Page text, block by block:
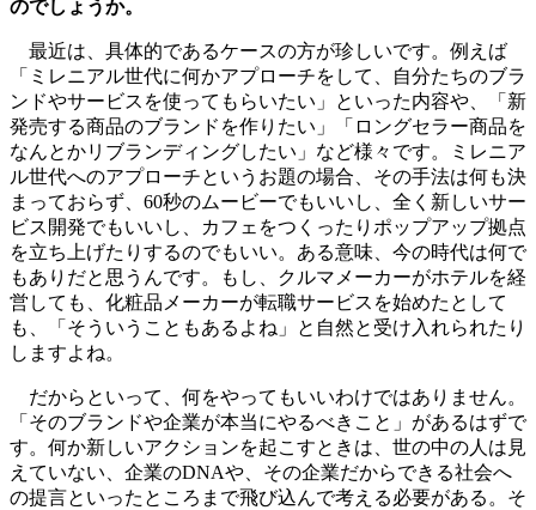
のでしょうか。
最近は、具体的であるケースの方が珍しいです。例えば
「ミレニアル世代に何かアプローチをして、自分たちのブラ
ンドやサービスを使ってもらいたい」といった内容や、「新
発売する商品のブランドを作りたい」「ロングセラー商品を
なんとかリブランディングしたい」など様々です。ミレニア
ル世代へのアプローチというお題の場合、その手法は何も決
まっておらず、60秒のムービーでもいいし、全く新しいサー
ビス開発でもいいし、カフェをつくったりポップアップ拠点
を立ち上げたりするのでもいい。ある意味、今の時代は何で
もありだと思うんです。もし、クルマメーカーがホテルを経
営しても、化粧品メーカーが転職サービスを始めたとして
も、「そういうこともあるよね」と自然と受け入れられたり
しますよね。
だからといって、何をやってもいいわけではありません。
「そのブランドや企業が本当にやるべきこと」があるはずで
す。何か新しいアクションを起こすときは、世の中の人は見
えていない、企業のDNAや、その企業だからできる社会へ
の提言といったところまで飛び込んで考える必要がある。そ